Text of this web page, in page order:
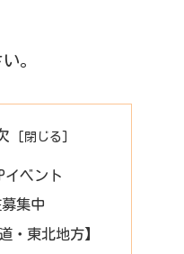
。
イベント
集中
・東北地方】